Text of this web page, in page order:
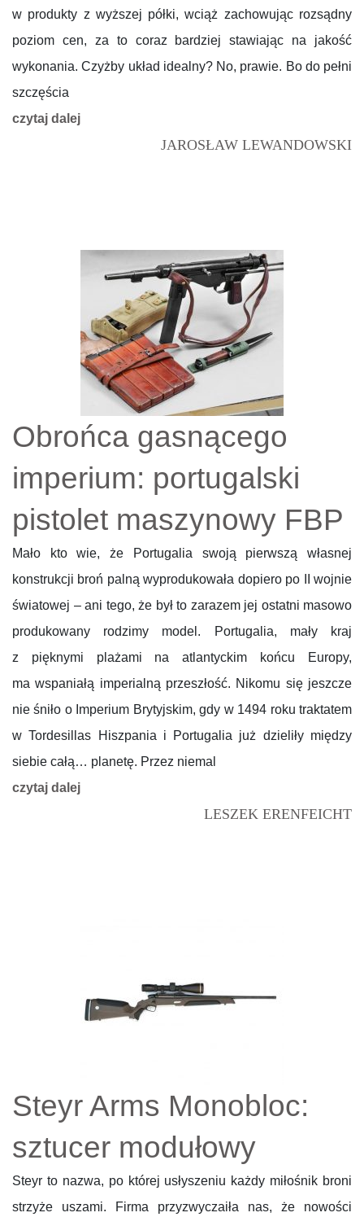
w produkty z wyższej półki, wciąż zachowując rozsądny
poziom cen, za to coraz bardziej stawiając na jakość
wykonania. Czyżby układ idealny? No, prawie. Bo do pełni
szczęścia
czytaj dalej
JAROSŁAW LEWANDOWSKI
Obrońca gasnącego
imperium: portugalski
pistolet maszynowy FBP
Mało kto wie, że Portugalia swoją pierwszą własnej
konstrukcji broń palną wyprodukowała dopiero po II wojnie
światowej – ani tego, że był to zarazem jej ostatni masowo
produkowany rodzimy model. Portugalia, mały kraj
z pięknymi plażami na atlantyckim końcu Europy,
ma wspaniałą imperialną przeszłość. Nikomu się jeszcze
nie śniło o Imperium Brytyjskim, gdy w 1494 roku traktatem
w Tordesillas Hiszpania i Portugalia już dzieliły między
siebie całą… planetę. Przez niemal
czytaj dalej
LESZEK ERENFEICHT
Steyr Arms Monobloc:
sztucer modułowy
Steyr to nazwa, po której usłyszeniu każdy miłośnik broni
strzyże uszami. Firma przyzwyczaiła nas, że nowości